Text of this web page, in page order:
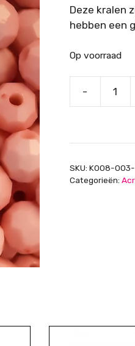
Deze kralen
hebben een
Op voorraad
-
geslepen,
lichtroze
SKU: K008-
Categorieën: